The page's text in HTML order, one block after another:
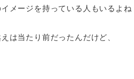
メージを持っている人もいるよね
は当たり前だったんだけど、